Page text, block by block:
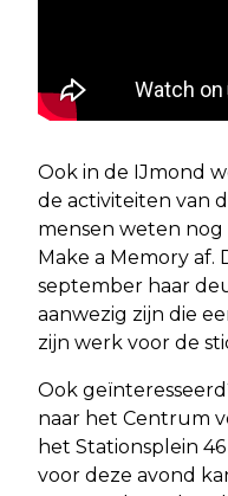
Ook in de IJmond
de activiteiten van
mensen weten nog
Make a Memory af.
september haar
aanwezig zijn die
zijn werk voor de
Ook
naar het Centrum
het Stationsplein
voor deze avond